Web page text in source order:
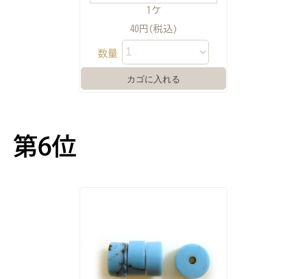
1ケ
40円(税込)
数量